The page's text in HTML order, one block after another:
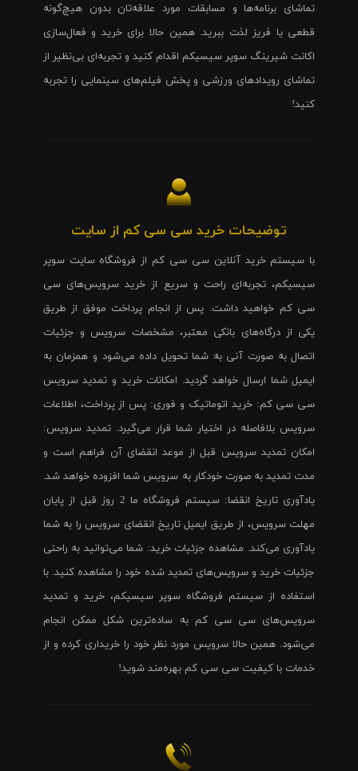
تماشای برنامه‌ها و مسابقات مورد علاقه‌تان بدون هیچ‌گونه
قطعی یا فریز لذت ببرید. همین حالا برای خرید و فعال‌سازی
اکانت شیرینگ سوپر سیسیکم اقدام کنید و تجربه‌ای بی‌نظیر از
تماشای رویدادهای ورزشی و پخش فیلم‌های سینمایی را تجربه
کنید!
توضیحات خرید سی سی کم از سایت
با سیستم خرید آنلاین سی سی کم از فروشگاه سایت سوپر
سیسیکم، تجربه‌ای راحت و سریع از خرید سرویس‌های سی
سی کم خواهید داشت. پس از انجام پرداخت موفق از طریق
یکی از درگاه‌های بانکی معتبر، مشخصات سرویس و جزئیات
اتصال به صورت آنی به شما تحویل داده می‌شود و همزمان به
ایمیل شما ارسال خواهد گردید. امکانات خرید و تمدید سرویس
سی سی کم: خرید اتوماتیک و فوری: پس از پرداخت، اطلاعات
سرویس بلافاصله در اختیار شما قرار می‌گیرد. تمدید سرویس:
امکان تمدید سرویس قبل از موعد انقضای آن فراهم است و
مدت تمدید به صورت خودکار به سرویس شما افزوده خواهد شد.
یادآوری تاریخ انقضا: سیستم فروشگاه ما 2 روز قبل از پایان
مهلت سرویس، از طریق ایمیل تاریخ انقضای سرویس را به شما
یادآوری می‌کند. مشاهده جزئیات خرید: شما می‌توانید به راحتی
جزئیات خرید و سرویس‌های تمدید شده خود را مشاهده کنید. با
استفاده از سیستم فروشگاه سوپر سیسیکم، خرید و تمدید
سرویس‌های سی سی کم به ساده‌ترین شکل ممکن انجام
می‌شود. همین حالا سرویس مورد نظر خود را خریداری کرده و از
خدمات با کیفیت سی سی کم بهره‌مند شوید!